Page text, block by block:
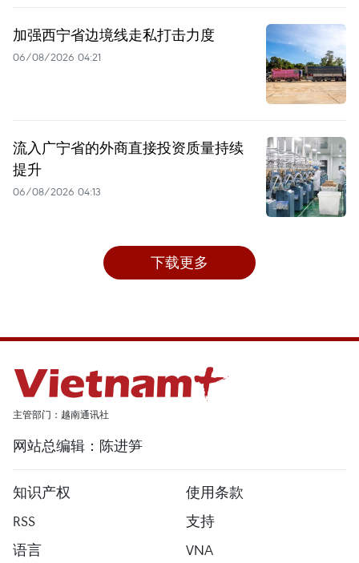
加强西宁省边境线走私打击力度
06/08/2026 04:21
流入广宁省的外商直接投资质量持续
提升
06/08/2026 04:13
下载更多
主管部门：越南通讯社
网站总编辑：陈进笋
知识产权
使用条款
RSS
支持
语言
VNA